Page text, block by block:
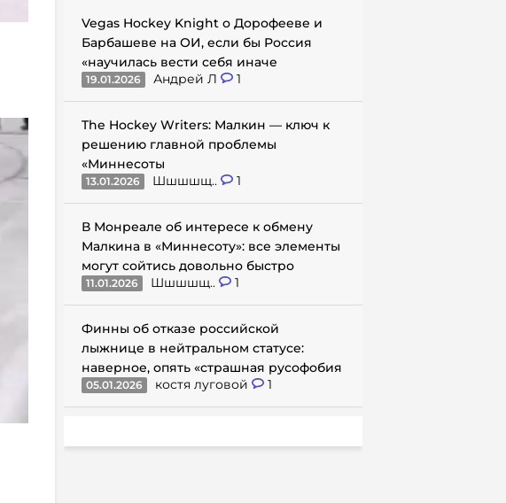
Vegas Hockey Knight о Дорофееве и
Барбашеве на ОИ, если бы Россия
«научилась вести себя иначе
19.01.2026 Андрей Л 1
The Hockey Writers: Малкин — ключ к
решению главной проблемы
«Миннесоты
13.01.2026 Шшшшщ.. 1
В Монреале об интересе к обмену
Малкина в «Миннесоту»: все элементы
могут сойтись довольно быстро
11.01.2026 Шшшшщ.. 1
Финны об отказе российской
лыжнице в нейтральном статусе:
наверное, опять «страшная русофобия
05.01.2026 костя луговой 1